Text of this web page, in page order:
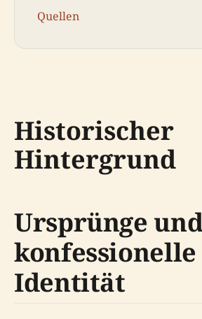
Quellen
Historischer
Hintergrund
Ursprünge
konfessionelle
Identität